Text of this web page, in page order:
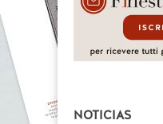
NOTICIAS